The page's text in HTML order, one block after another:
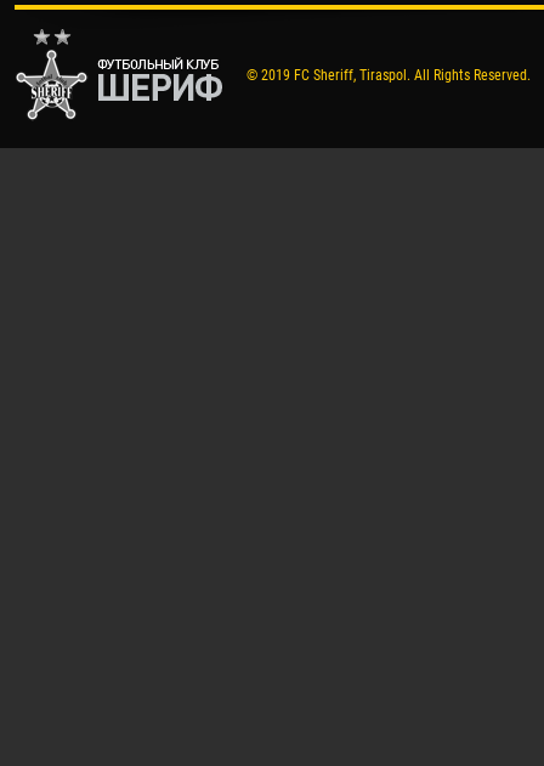
© 2019 FC Sheriff, Tiraspol. All Rights Reserved.